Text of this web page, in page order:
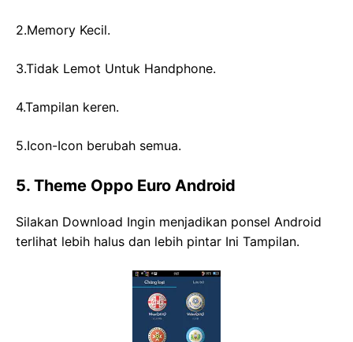
2.Memory Kecil.
3.Tidak Lemot Untuk Handphone.
4.Tampilan keren.
5.Icon-Icon berubah semua.
5. Theme Oppo Euro Android
Silakan Download Ingin menjadikan ponsel Android
terlihat lebih halus dan lebih pintar Ini Tampilan.